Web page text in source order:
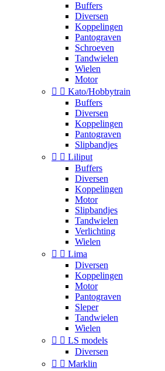
Buffers
Diversen
Koppelingen
Pantograven
Schroeven
Tandwielen
Wielen
Motor
  Kato/Hobbytrain
Buffers
Diversen
Koppelingen
Pantograven
Slipbandjes
  Liliput
Buffers
Diversen
Koppelingen
Motor
Slipbandjes
Tandwielen
Verlichting
Wielen
  Lima
Diversen
Koppelingen
Motor
Pantograven
Sleper
Tandwielen
Wielen
  LS models
Diversen
  Marklin